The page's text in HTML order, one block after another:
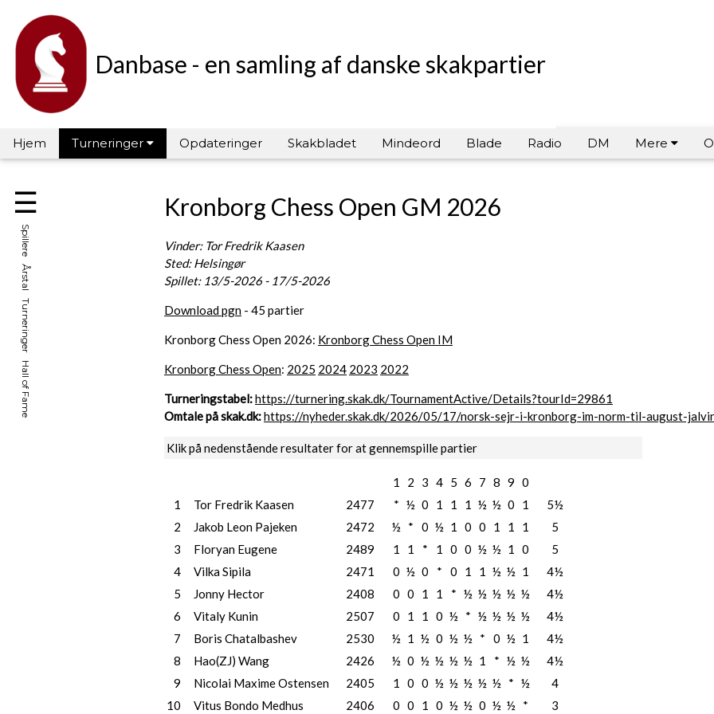
Danbase - en samling af danske skakpartier
Hjem Turneringer Opdateringer Skakbladet Mindeord Blade Radio DM Mere
☰
Spillere Årstal Turneringer Hall of Fame
Kronborg Chess Open GM 2026
Vinder: Tor Fredrik Kaasen
Sted: Helsingør
Spillet: 13/5-2026 - 17/5-2026
Download pgn - 45 partier
Kronborg Chess Open 2026: Kronborg Chess Open IM
Kronborg Chess Open: 2025 2024 2023 2022
Turneringstabel:https://turnering.skak.dk/TournamentActive/Details?tourId=29861
Omtale på skak.dk:https://nyheder.skak.dk/2026/05/17/norsk-sejr-i-kronborg-im-norm-til-august-
Klik på nedenstående resultater for at gennemspille partier
1 2 3 4 5 6 7 8 9 0
1
Tor Fredrik Kaasen 2477 * ½ 0 1 1 1 ½ ½ 0 1
5½
2
Jakob Leon Pajeken 2472 ½ * 0 ½ 1 0 0 1 1 1
5
3
Floryan Eugene 2489 1 1 * 1 0 0 ½ ½ 1 0
5
4
Vilka Sipila 2471 0 ½ 0 * 0 1 1 ½ ½ 1
4½
5
Jonny Hector 2408 0 0 1 1 * ½ ½ ½ ½ ½
4½
6
Vitaly Kunin 2507 0 1 1 0 ½ * ½ ½ ½ ½
4½
7
Boris Chatalbashev 2530 ½ 1 ½ 0 ½ ½ * 0 ½ 1
4½
8
Hao(ZJ) Wang 2426 ½ 0 ½ ½ ½ ½ 1 * ½ ½
4½
9
Nicolai Maxime Ostensen 2405 1 0 0 ½ ½ ½ ½ ½ * ½
4
10
Vitus Bondo Medhus 2406 0 0 1 0 ½ ½ 0 ½ ½ * 3